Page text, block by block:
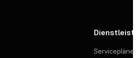
Servicepläne